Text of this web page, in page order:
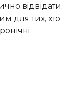
відвідати.
для тих, хто